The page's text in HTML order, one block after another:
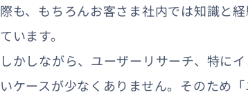
際も、もちろんお客さま社内では知識と
ています。
しかしながら、ユーザーリサーチ、特に
いケースが少なくありません。そのため